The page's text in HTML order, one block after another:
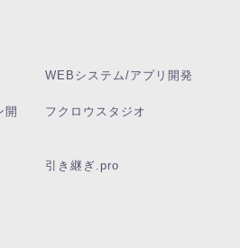
WEBシステム/アプリ開発
開
フクロウスタジオ
引き継ぎ.pro